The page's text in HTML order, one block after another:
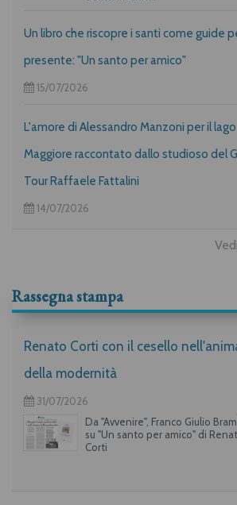
Un libro che riscopre i santi come guide
presente: "Un santo per amico"
15/07/2026
L'amore di Alessandro Manzoni per il lago
Maggiore raccontato dallo studioso del
Tour Raffaele Fattalini
14/07/2026
Rassegna stampa
Renato Corti con il cesello
della modernità
31/07/2026
Da "Avvenire", Franco Giulio
su "Un santo per amico" di
Corti